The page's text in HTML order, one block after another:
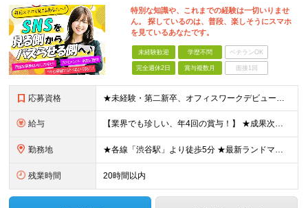
特別な知識や、これまでの経験は一切いりませ
ん。 探しているのは、普段、楽しそうにスマホ
を見ているあなたです。
未経験歓迎 学歴不問 ベテランOK
完全週休2日 賞与複数月 面接1回
応募資格 ★未経験・第二新卒、オフィスワークデビュー大歓迎 ★平均年齢は28.6歳！ ★20代の若手メンバーが中心になって活躍している職場です！ ●学歴不問 ※35歳以下の方（若年層の長期キャリア形成） ★こ
給与 【業界でも珍しい、年4回の賞与！】 ★成果次第でスピード昇給可 →20代で年収700万〜900万超も！ ■未経験：月給26〜30万円＋賞与年4回（業績による）＋各種手当 ※経験・スキルを考慮して決定
勤務地 ★各線「渋谷駅」より徒歩5分 ★最新ランドマークオフィスです！ ★転勤はありません 【本社】 東京都渋谷区道玄坂2-25-12 道玄坂通 dogenzaka-dori 5階 ※(変更の範囲)上記を除
残業時間 20時間以内